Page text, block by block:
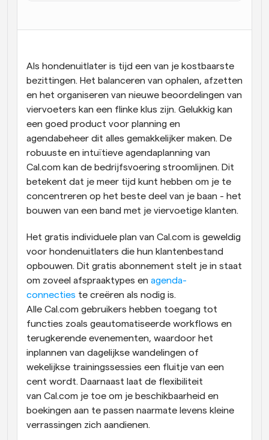
Supercharged planning met AI-gestuurde
oproepen
Automatiseer planning en herinneringen
Blog
Instant Vergaderingen
Dynamische Groep Links
Webhooks
Als hondenuitlater is tijd een van je kostbaarste
bezittingen. Het balanceren van ophalen, afzetten
en het organiseren van nieuwe beoordelingen van
viervoeters kan een flinke klus zijn. Gelukkig kan
een goed product voor planning en
agendabeheer dit alles gemakkelijker maken. De
robuuste en intuïtieve agendaplanning van
Cal.com kan de bedrijfsvoering stroomlijnen. Dit
betekent dat je meer tijd kunt hebben om je te
concentreren op het beste deel van je baan - het
bouwen van een band met je viervoetige klanten.
Het gratis individuele plan van Cal.com is geweldig
voor hondenuitlaters die hun klantenbestand
opbouwen. Dit gratis abonnement stelt je in staat
om zoveel afspraaktypes en agenda-
connecties te creëren als nodig is.
Alle Cal.com gebruikers hebben toegang tot
functies zoals geautomatiseerde workflows en
terugkerende evenementen, waardoor het
inplannen van dagelijkse wandelingen of
wekelijkse trainingssessies een fluitje van een
cent wordt. Daarnaast laat de flexibiliteit
van Cal.com je toe om je beschikbaarheid en
boekingen aan te passen naarmate levens kleine
verrassingen zich aandienen.